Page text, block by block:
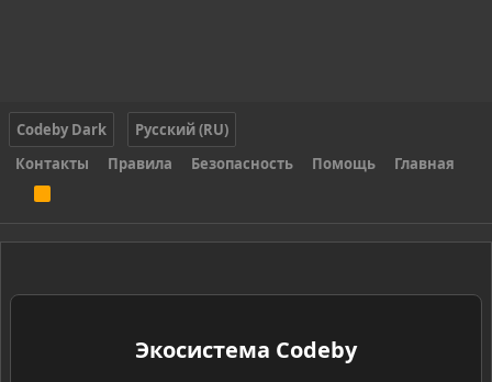
Codeby Dark
Русский (RU)
Контакты
Правила Безопасность Помощь Главная
S
Экосистема Codeby